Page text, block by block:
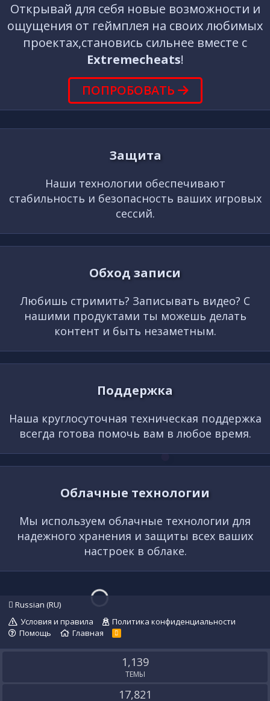
Открывай для себя новые возможности и
ощущения от геймплея на своих любимых
проектах,становись сильнее вместе с
Extremecheats!
ПОПРОБОВАТЬ
Защита
Наши технологии обеспечивают
стабильность и безопасность ваших игровых
сессий.
Обход записи
Любишь стримить? Записывать видео? С
нашими продуктами ты можешь делать
контент и быть незаметным.
Поддержка
Наша круглосуточная техническая поддержка
всегда готова помочь вам в любое время.
Облачные технологии
Мы используем облачные технологии для
надежного хранения и защиты всех ваших
настроек в облаке.
Russian (RU)
Условия и правила
Политика конфиденциальности
Помощь
Главная
R
S
1,139
ТЕМЫ
17,821